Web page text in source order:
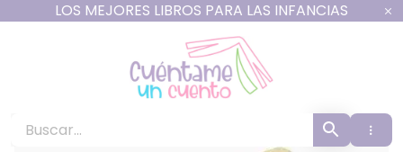
LOS MEJORES LIBROS PARA LAS INFANCIAS
Cuéntame un